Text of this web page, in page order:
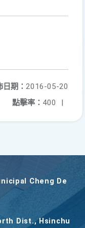
日期： 2016-05-20
點擊率： 400 |
Cheng De
Dist., Hsinchu